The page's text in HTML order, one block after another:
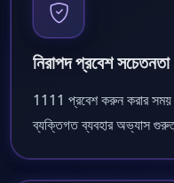
নিরাপদ প্রবেশ সচেতনতা
1111 প্রবেশ করুন করার সময়
ব্যক্তিগত ব্যবহার অভ্যাস